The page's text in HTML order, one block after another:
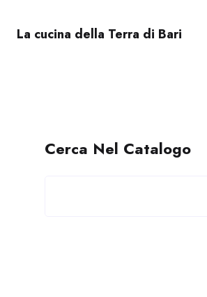
La cucina della Terra di Bari
Cerca Nel Catalogo